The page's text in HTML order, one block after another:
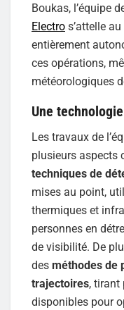
Boukas, l’équipe
Electro s’attelle
entièrement
ces opérations,
météorologiques
Une
Les travaux de
plusieurs aspects
techniques de
mises au point,
thermiques et
personnes en
de visibilité. De
des méthodes de
trajectoires, tirant
disponibles pour